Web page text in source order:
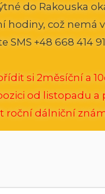
do Rakouska
hodiny, což
+48 668 414
si 2měsíční a
od listopadu a
roční dálniční